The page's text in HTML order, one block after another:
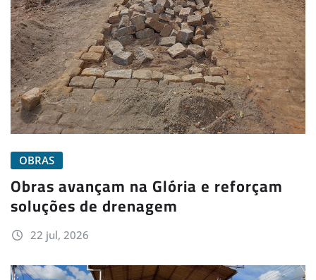
OBRAS
Obras avançam na Glória e reforçam
soluções de drenagem
22 jul, 2026